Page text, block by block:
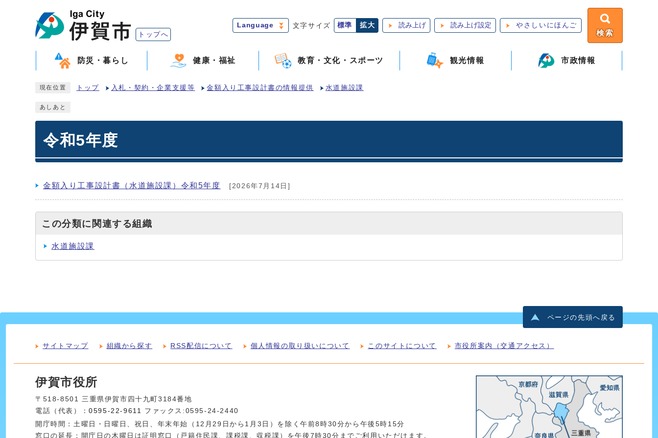
トップへ
Language 文字サイズ 標準 拡大 読み上げ 読み上げ設定 やさしいにほんご
検索
防災・暮らし 健康・福祉 教育・文化・スポーツ 観光情報 市政情報
現在位置 トップ 入札・契約・企業支援等 金額入り工事設計書の情報提供 水道施設課
あしあと
令和5年度
金額入り工事設計書（水道施設課）令和5年度 [2026年7月14日]
この分類に関連する組織
水道施設課
ページの先頭へ戻る
サイトマップ 組織から探す RSS配信について 個人情報の取り扱いについて このサイトについて 市役所案内（交通アクセス）
伊賀市役所
〒518-8501 三重県伊賀市四十九町3184番地
電話（代表）：0595-22-9611 ファックス:0595-24-2440
開庁時間：土曜日・日曜日、祝日、年末年始（12月29日から1月3日）を除く午前8時30分から午後5時15分
窓口の延長：開庁日の木曜日は証明窓口（戸籍住民課、課税課、収税課）を午後7時30分までご利用いただけます。